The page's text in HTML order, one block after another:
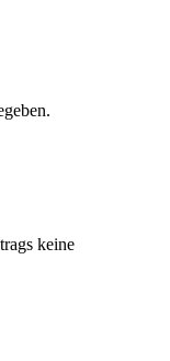
keine